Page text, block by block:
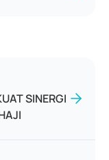
SINERGI